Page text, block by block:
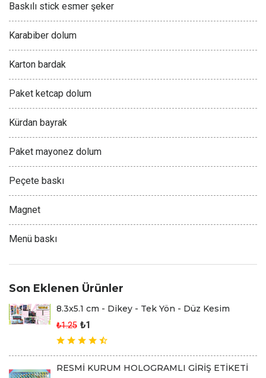
Baskılı stick esmer şeker
Karabiber dolum
Karton bardak
Paket ketcap dolum
Kürdan bayrak
Paket mayonez dolum
Peçete baskı
Magnet
Menü baskı
Son Eklenen Ürünler
8.3x5.1 cm - Dikey - Tek Yön - Düz Kesim
₺1.25 ₺1
RESMİ KURUM HOLOGRAMLI GİRİŞ ETİKETİ